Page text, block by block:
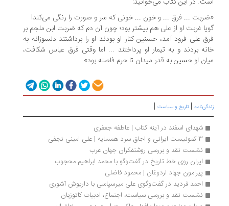
«ضربت ... فرق ... و خون ... خونی که سر و صورت را رنگی می‌کند!
گویا غربت او از علی هم بیشتر بود؛ چون آن دم که ضربت ابن ملجم بر
فرق علی فرود آمد، حسنین کنار او بودند او را برداشتند دلسوزانه به
خانه بردند و به تیمار او پرداختند ... اما وقتی فرق عباس شکافت،
میان او حسین به قدر میدان تا حرم فاصله بود»
زندگی‌نامه | تاریخ و سیاست |
شهدای اسفند در آینه کتاب | عاطفه جعفری
3 کمونیست ایرانی و اجاق‌ سرد همسایه‌ | علی امینی نجفی
نشست نقد و بررسی روشنفکران جهان عرب
ایران روی خط تاریخ در گفت‌وگو با محمد ابراهیم محجوب
پیرامون جهاد اردوغان | محمود فاضلی
احمد فردید در گفت‌وگوی علی میرسپاسی با داریوش آشوری
نشست نقد و بررسی سیاست، اجتماع، ادبیات کاتوزیان